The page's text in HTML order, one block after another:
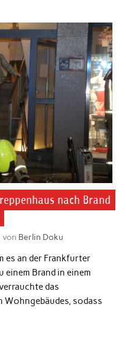
nach Brand
von Berlin Doku
es an der Frankfurter
Brand in einem
das
Wohngebäudes, sodass